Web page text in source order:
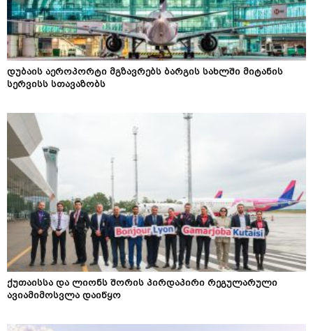
დუბაის აეროპორტი მგზავრებს ბარგის სახლში მიტანის
სერვისს სთავაზობს
ქუთაისსა და ლიონს შორის პირდაპირი რეგულარული
ავიამიმოსვლა დაიწყო